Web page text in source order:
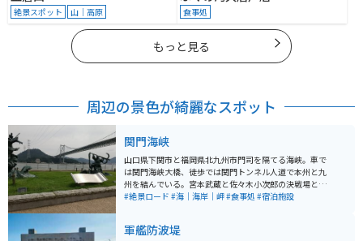
絶景スポット 山｜高原 食事処
もっと見る
周辺の景色が綺麗なスポット
関門海峡
山口県下関市と福岡県北九州市門司を隔てる海峡。車で
は関門海峡大橋、徒歩では関門トンネル人道で本州と九
州を結んでいる。宮本武蔵と佐々木小次郎の決戦場とな
った巌流島や門司港レトロなどの観光地が楽しめる。
#絶景ロード #海｜海岸｜岬#食事処 #宿泊施設
軍艦防波堤